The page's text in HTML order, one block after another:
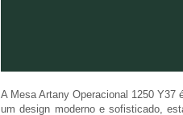
A Mesa Artany Operacional 1250 Y37
um design moderno e sofisticado,